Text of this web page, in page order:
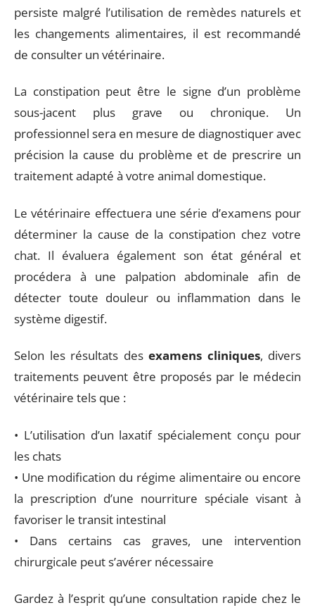
persiste malgré l’utilisation de remèdes naturels et
les changements alimentaires, il est recommandé
de consulter un vétérinaire.
La constipation peut être le signe d’un problème
sous-jacent plus grave ou chronique. Un
professionnel sera en mesure de diagnostiquer avec
précision la cause du problème et de prescrire un
traitement adapté à votre animal domestique.
Le vétérinaire effectuera une série d’examens pour
déterminer la cause de la constipation chez votre
chat. Il évaluera également son état général et
procédera à une palpation abdominale afin de
détecter toute douleur ou inflammation dans le
système digestif.
Selon les résultats des examens cliniques, divers
traitements peuvent être proposés par le médecin
vétérinaire tels que :
• L’utilisation d’un laxatif spécialement conçu pour
les chats
• Une modification du régime alimentaire ou encore
la prescription d’une nourriture spéciale visant à
favoriser le transit intestinal
• Dans certains cas graves, une intervention
chirurgicale peut s’avérer nécessaire
Gardez à l’esprit qu’une consultation rapide chez le